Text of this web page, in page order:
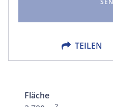
TEILEN
X
Fläche